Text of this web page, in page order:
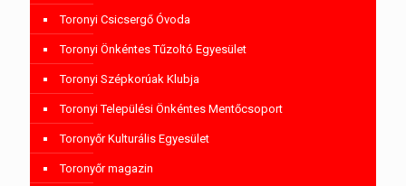
Toronyi Csicsergő Óvoda
Toronyi Önkéntes Tűzoltó Egyesület
Toronyi Szépkorúak Klubja
Toronyi Települési Önkéntes Mentőcsoport
Toronyőr Kulturális Egyesület
Toronyőr magazin